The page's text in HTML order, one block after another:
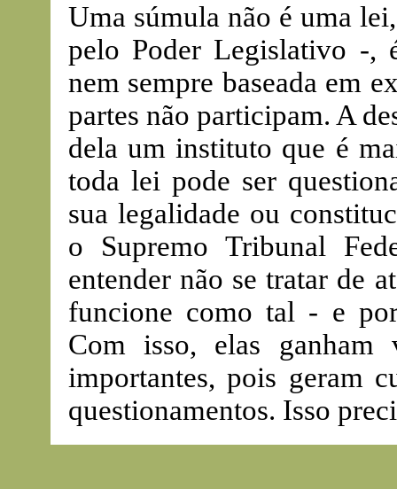
Uma súmula não é uma
pelo Poder Legislativo -,
nem sempre baseada em
partes não participam. A
dela um instituto que é
toda lei pode ser
sua legalidade ou
o Supremo Tribunal
entender não se tratar de
funcione como tal - e
Com isso, elas ganham
importantes, pois geram
questionamentos. Isso